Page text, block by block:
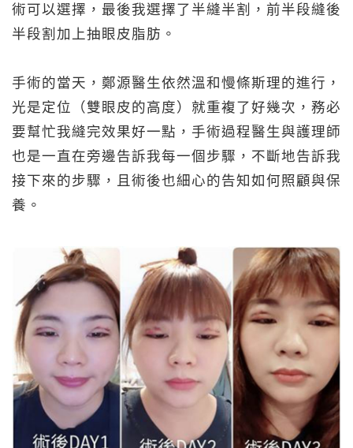
術可以選擇，最後我選擇了半縫半割，前半段縫後
半段割加上抽眼皮脂肪。
手術的當天，鄭源醫生依然溫和慢條斯理的進行，
光是定位（雙眼皮的高度）就重複了好幾次，務必
要幫忙我縫完效果好一點，手術過程醫生與護理師
也是一直在旁邊告訴我每一個步驟，不斷地告訴我
接下來的步驟，且術後也細心的告知如何照顧與保
養。